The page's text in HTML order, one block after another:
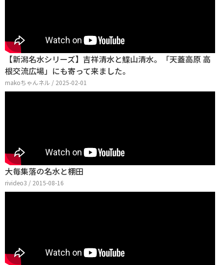
【新潟名水シリーズ】吉祥清水と鰈山清水。「天蓋高原 高
根交流広場」にも寄って来ました。
makoちゃんネル / 2025-02-01
大毎集落の名水と棚田
rivideo3 / 2015-08-16